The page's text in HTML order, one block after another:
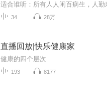
34 28万
直播回放|快乐健康家
健康的四个层次
193 8177